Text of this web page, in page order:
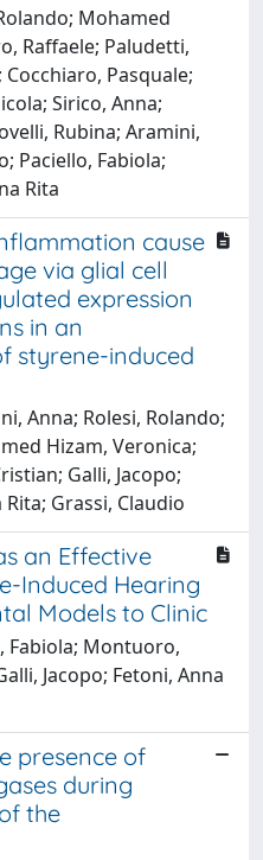
Mohamed
Raffaele; Paludetti,
Pasquale;
Sirico, Anna;
Rubina; Aramini,
Paciello, Fabiola;
Rita
cause
via glial cell
expression
in an
styrene-induced
Anna; Rolesi, Rolando;
Hizam, Veronica;
Galli, Jacopo;
Grassi, Claudio
an Effective
Induced Hearing
Models to Clinic
Fabiola; Montuoro,
Jacopo; Fetoni, Anna
presence of
during
the